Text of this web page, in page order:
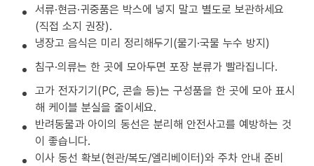
서류·현금·귀중품은 박스에 넣지 말고 별도로 보관하세요
(직접 소지 권장).
냉장고 음식은 미리 정리해두기(물기·국물 누수 방지)
침구·의류는 한 곳에 모아두면 포장 분류가 빨라집니다.
고가 전자기기(PC, 콘솔 등)는 구성품을 한 곳에 모아 표시
해 케이블 분실을 줄이세요.
반려동물과 아이의 동선은 분리해 안전사고를 예방하는 것
이 좋습니다.
이사 동선 확보(현관/복도/엘리베이터)와 주차 안내 준비